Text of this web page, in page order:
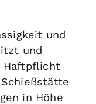
und
und
Haftpflicht
in Höhe